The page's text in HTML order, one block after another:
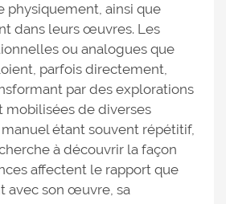
physiquement, ainsi que
dans leurs œuvres. Les
ou analogues que
parfois directement,
par des explorations
mobilisées de diverses
étant souvent répétitif,
à découvrir la façon
affectent le rapport que
avec son œuvre, sa